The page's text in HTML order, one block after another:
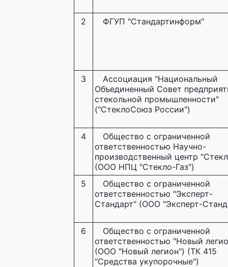
2 ФГУП "Стандартинформ"
3
Ассоциация "Национальный
Объединенный Совет
стекольной промышленности"
("СтеклоСоюз России")
4
Общество с ограниченной
ответственностью Научно-
производственный центр
(ООО НПЦ "Стекло-Газ")
5
Общество с ограниченной
ответственностью "Эксперт-
Стандарт" (ООО "Эксперт-
6
Общество с ограниченной
ответственностью "Новый
(ООО "Новый легион") (ТК 415
"Средства укупорочные")